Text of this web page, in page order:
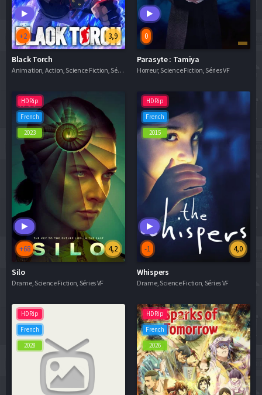
3,9
+2
Black Torch
Animation, Action, Science Fiction, Séries VF
0
Parasyte : Tamiya
Horreur, Science Fiction, Séries VF
HDRip
French
2023
4,2
+68
Silo
Drame, Science Fiction, Séries VF
HDRip
French
2015
4,0
-1
Whispers
Drame, Science Fiction, Séries VF
HDRip
French
2028
HDRip
French
2026